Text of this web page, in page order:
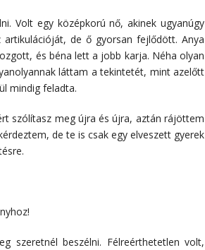
Volt egy középkorú nő, akinek ugyanúgy
de ő gyorsan fejlődött. Anya
és béna lett a jobb karja. Néha olyan
láttam a tekintetét, mint azelőtt
mindig feladta.
szólítasz meg újra és újra, aztán rájöttem
de te is csak egy elveszett gyerek
szeretnél beszélni. Félreérthetetlen volt,